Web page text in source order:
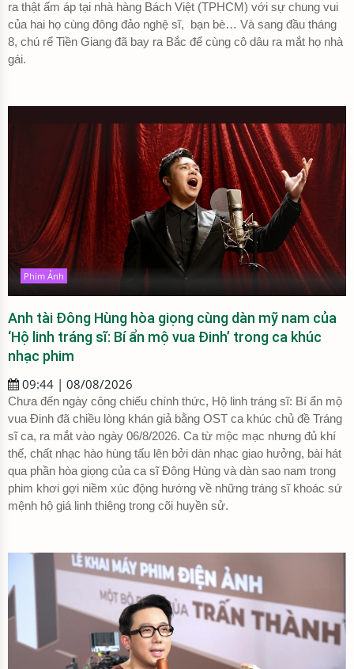
ra thật ấm áp tại nhà hàng Bách Việt (TPHCM) với sự chung vui
của hai họ cùng đông đảo nghệ sĩ, bạn bè… Và sang đầu tháng
8, chú rể Tiền Giang đã bay ra Bắc để cùng cô dâu ra mắt họ nhà
gái.
Phim Ảnh
Anh tài Đông Hùng hòa giọng cùng dàn mỹ nam của
‘Hộ linh tráng sĩ: Bí ẩn mộ vua Đinh’ trong ca khúc
nhạc phim
09:44 | 08/08/2026
Chưa đến ngày công chiếu chính thức, Hộ linh tráng sĩ: Bí ẩn mộ
vua Đinh đã chiều lòng khán giả bằng OST ca khúc chủ đề Tráng
sĩ ca, ra mắt vào ngày 06/8/2026. Ca từ mộc mạc nhưng đủ khí
thế, chất nhạc hào hùng tấu lên bởi dàn nhạc giao hưởng, bài hát
qua phần hòa giọng của ca sĩ Đông Hùng và dàn sao nam trong
phim khơi gợi niềm xúc động hướng về những tráng sĩ khoác sứ
mệnh hộ giá linh thiêng trong cõi huyền sử.